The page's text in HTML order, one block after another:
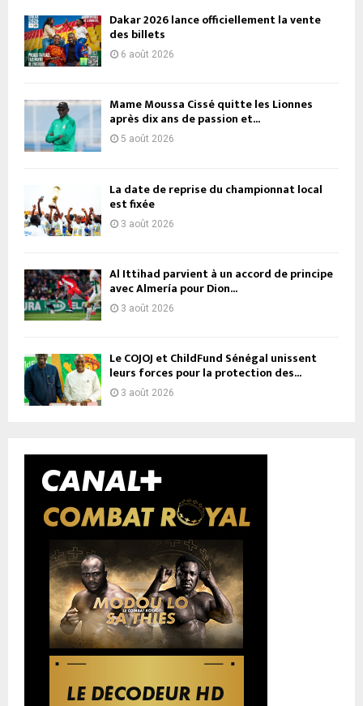
Dakar 2026 lance officiellement la vente
des billets
6 août 2026
Mame Moussa Cissé quitte les Lionnes
après dix ans de passion et...
5 août 2026
La date de reprise du championnat local
est fixée
3 août 2026
Al Ittihad parvient à un accord de principe
avec Almería pour Dion...
3 août 2026
Le COJOJ et ChildFund Sénégal unissent
leurs forces pour la protection des...
3 août 2026